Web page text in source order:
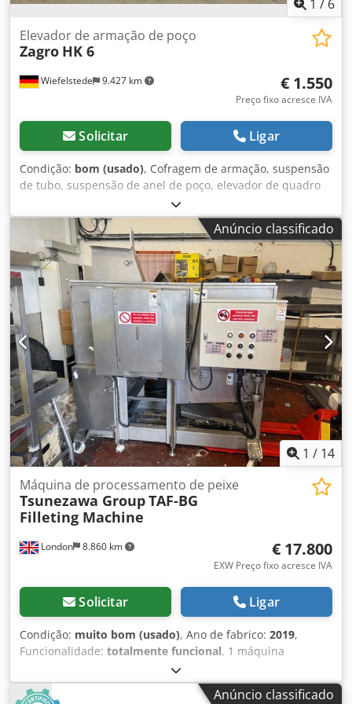
1 / 6
Wiefelstede 9.427 km
Elevador de armação de poço
Zagro HK 6
€ 1.550
Preço fixo acresce IVA
Solicitar Ligar
Condição: bom (usado), Cofragem de armação, suspensão
de tubo, suspensão de anel de poço, elevador de quadro
de poço, elevador de anel de poço, elevador de anel de
canalização Dsdpfx Amshp A I Sorokr -Fabricante: Zagro,
elevador hidráulico de quadro de poço Tipo HK 6 -Elevação
de poços circulares: diâmetro interno de aprox. 60 cm,
diâmetro externo aprox. 78 cm -4 cilindros de elevação -
Rodas de transporte -Dimensões: 1400/1120/H1020 mm -
Peso: 169 kg
Anúncio classificado
1 / 14
London 8.860 km
Máquina de processamento de peixe
Tsunezawa GroupTAF-BG
Filleting Machine
€ 17.800
EXW Preço fixo acresce IVA
Solicitar Ligar
Condição: muito bom (usado), Ano de fabrico: 2019,
Funcionalidade: totalmente funcional, 1 máquina
automática de filetagem da Tsunezawa Group, que pode
ser operada por 1 pessoa. Trata-se de uma máquina de
filetagem especializada e de alta eficiência, concebida para
Anúncio classificado